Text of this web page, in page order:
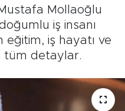
Mollaoğlu
iş insanı
iş hayatı ve
tüm detaylar.